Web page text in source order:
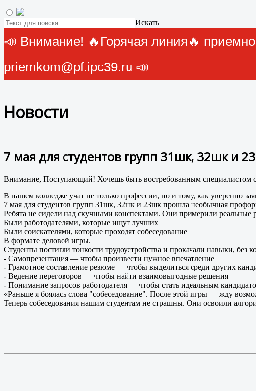
Искать
📣 Внимание! 🔥Горячая линия🔥
priemkom@pf.ipc39.ru 📣
Новости
7 мая для студентов групп 31шк, 32шк и
Внимание, Поступающий! Хочешь быть востребованным специалистом
В нашем колледже учат не только профессии, но и тому, как уверенно
7 мая для студентов групп 31шк, 32шк и 23шк прошла необычная
Ребята не сидели над скучными конспектами. Они примерили реальные
Были работодателями, которые ищут лучших
Были соискателями, которые проходят собеседование
В формате деловой игры.
Студенты постигли тонкости трудоустройства и прокачали навыки, без
- Самопрезентация — чтобы произвести нужное впечатление
- Грамотное составление резюме — чтобы выделиться среди других
- Ведение переговоров — чтобы найти взаимовыгодные решения
- Понимание запросов работодателя — чтобы стать идеальным
«Раньше я боялась слова "собеседование". После этой игры — жду
Теперь собеседования нашим студентам не страшны. Они освоили